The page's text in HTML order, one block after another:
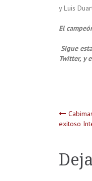
y Luis
El
Sigue
Twitter, y
exitoso